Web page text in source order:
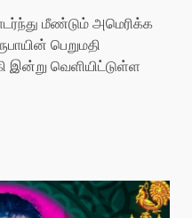
மீண்டும் அமெரிக்க
பெறுமதி
இன்று வெளியிட்டுள்ள